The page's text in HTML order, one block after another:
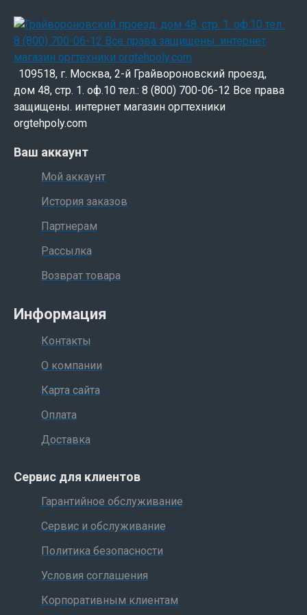
109518, г. Москва, 2-й Грайвороновский проезд,
дом 48, стр. 1. оф.10 тел.: 8 (800) 700-06-12 Все права
защищены. интернет магазин оргтехники
orgtehpoly.com
Ваш аккаунт
Мой аккаунт
История заказов
Партнерам
Рассылка
Возврат товара
Информация
Контакты
О компании
Карта сайта
Оплата
Доставка
Сервис для клиентов
Гарантийное обслуживание
Сервис и обслуживание
Политика безопасности
Условия соглашения
Корпоративным клиентам